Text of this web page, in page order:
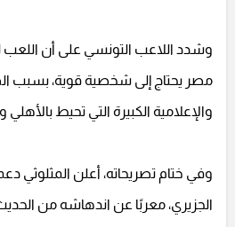
وشدد اللاعب التونسي على أن اللعب
مصر يحتاج إلى شخصية قوية، بسبب
والإعلامية الكبيرة التي تحيط
وفي ختام تصريحاته، أعلن المثلوثي
الجزيري، معربًا عن اندهاشه من